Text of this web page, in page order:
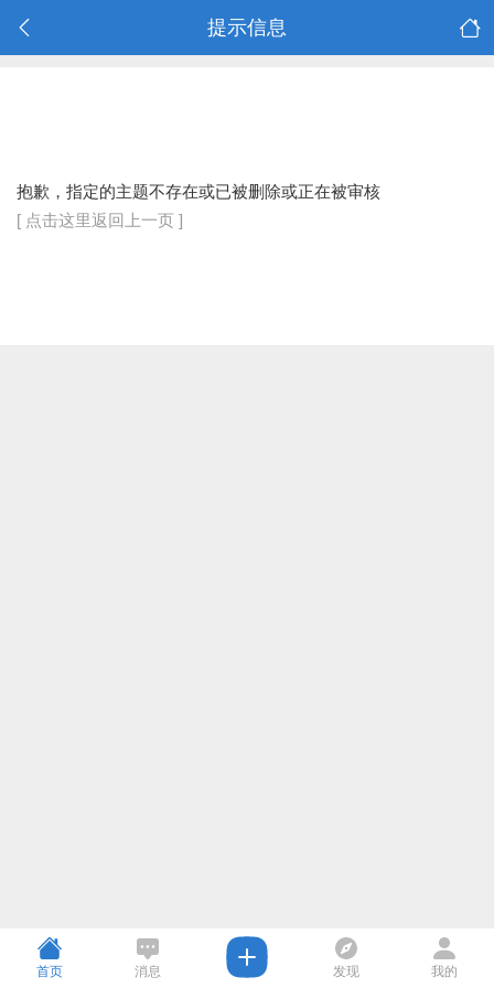
提示信息
抱歉，指定的主题不存在或已被删除或正在被审核
[ 点击这里返回上一页 ]
首页 消息 发现 我的